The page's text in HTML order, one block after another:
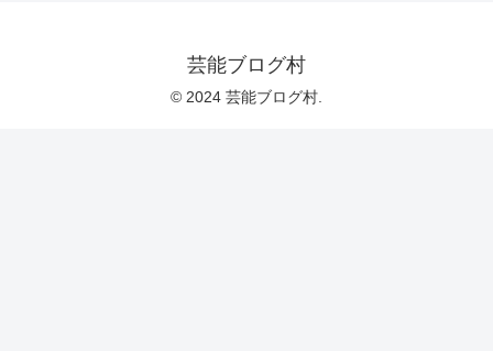
芸能ブログ村
© 2024 芸能ブログ村.